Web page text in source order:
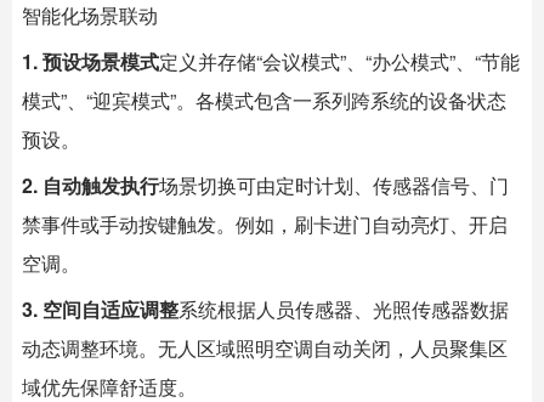
智能化场景联动
1. 预设场景模式定义并存储“会议模式”、“办公模式”、“节能
模式”、“迎宾模式”。各模式包含一系列跨系统的设备状态
预设。
2. 自动触发执行场景切换可由定时计划、传感器信号、门
禁事件或手动按键触发。例如，刷卡进门自动亮灯、开启
空调。
3. 空间自适应调整系统根据人员传感器、光照传感器数据
动态调整环境。无人区域照明空调自动关闭，人员聚集区
域优先保障舒适度。